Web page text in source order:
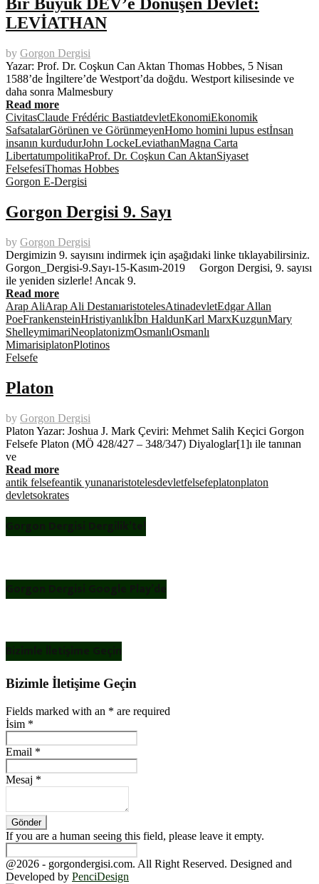
Bir Büyük DEV’e Dönüşen Devlet:
LEVİATHAN
by Gorgon Dergisi
Yazar: Prof. Dr. Coşkun Can Aktan Thomas Hobbes, 5 Nisan
1588’de İngiltere’de Westport’da doğdu. Westport kilisesinde ve
daha sonra Malmesbury
Read more
CivitasClaude Frédéric BastiatdevletEkonomiEkonomik
SafsatalarGörünen ve GörünmeyenHomo homini lupus estİnsan
insanın kurdudurJohn LockeLeviathanMagna Carta
LibertatumpolitikaProf. Dr. Coşkun Can AktanSiyaset
FelsefesiThomas Hobbes
Gorgon E-Dergisi
Gorgon Dergisi 9. Sayı
by Gorgon Dergisi
Dergimizin 9. sayısını indirmek için aşağıdaki linke tıklayabilirsiniz.
Gorgon_Dergisi-9.Sayı-15-Kasım-2019 Gorgon Dergisi, 9. sayısı
ile yeniden sizlerle! Ancak 9.
Read more
Arap AliArap Ali DestanıaristotelesAtinadevletEdgar Allan
PoeFrankensteinHristiyanlıkİbn HaldunKarl MarxKuzgunMary
ShelleymimariNeoplatonizmOsmanlıOsmanlı
MimarisiplatonPlotinos
Felsefe
Platon
by Gorgon Dergisi
Platon Yazar: Joshua J. Mark Çeviri: Mehmet Salih Keçici Gorgon
Felsefe Platon (MÖ 428/427 – 348/347) Diyaloglar[1]ı ile tanınan
ve
Read more
antik felsefeantik yunanaristotelesdevletfelsefeplatonplaton
devletsokrates
Gorgon Dergisi Dergilik’te!
Gorgon Dergisi Google Play’de
Bizimle İletişime Geçin
Bizimle İletişime Geçin
Fields marked with an * are required
İsim *
Email *
Mesaj *
If you are a human seeing this field, please leave it empty.
@2026 - gorgondergisi.com. All Right Reserved. Designed and
Developed by PenciDesign